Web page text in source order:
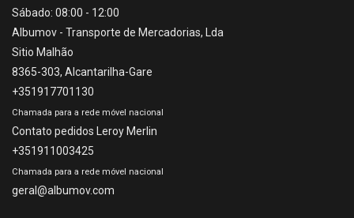
Sábado: 08:00 - 12:00
Albumov - Transporte de Mercadorias, Lda
Sitio Malhão
8365-303, Alcantarilha-Gare
+351917701130
Chamada para a rede móvel nacional
Contato pedidos Leroy Merlin
+351911003425
Chamada para a rede móvel nacional
geral@albumov.com